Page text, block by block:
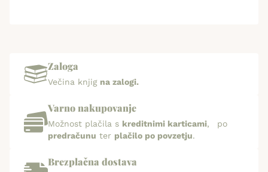
Zaloga
Večina knjig na zalogi.
Varno nakupovanje
Možnost plačila s kreditnimi karticami, po
predračunu ter plačilo po povzetju.
Brezplačna dostava